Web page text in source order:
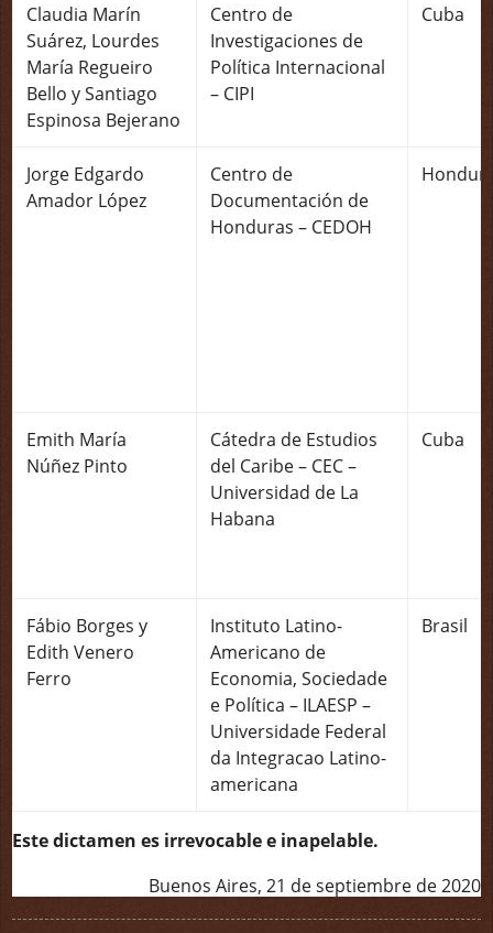
Claudia Marín
Suárez, Lourdes
María Regueiro
Bello y Santiago
Espinosa Bejerano
Centro de
Investigaciones de
Política Internacional
– CIPI
Cuba
Jorge Edgardo
Amador López
Centro de
Documentación de
Honduras – CEDOH
Emith María
Núñez Pinto
Cátedra de Estudios
del Caribe – CEC –
Universidad de La
Habana
Cuba
Fábio Borges y
Edith Venero
Ferro
Instituto Latino-
Americano de
Economia, Sociedade
e Política – ILAESP –
Universidade Federal
da Integracao Latino-
americana
Brasil
Este dictamen es irrevocable e inapelable.
Buenos Aires, 21 de septiembre de 2020